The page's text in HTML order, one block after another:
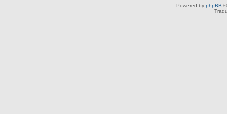
Powered by phpBB